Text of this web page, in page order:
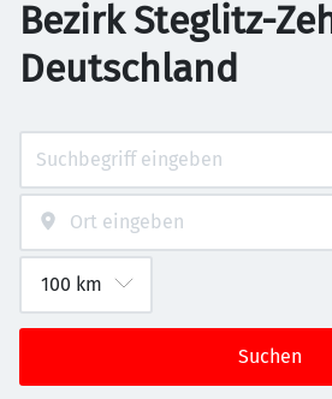
Bezirk Steglitz-
Deutschland
Suchen